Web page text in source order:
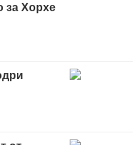
за Хорхе